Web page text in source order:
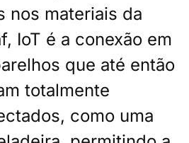
nos materiais da
IoT é a conexão em
que até então
totalmente
como uma